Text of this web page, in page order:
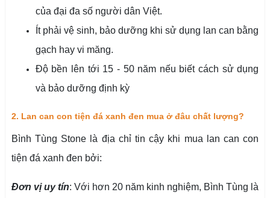
của đại đa số người dân Việt.
Ít phải vệ sinh, bảo dưỡng khi sử dụng lan can bằng
gạch hay vi măng.
Độ bền lên tới 15 - 50 năm nếu biết cách sử dụng
và bảo dưỡng định kỳ
2. Lan can con tiện đá xanh đen mua ở đâu chất lượng?
Bình Tùng Stone là địa chỉ tin cậy khi mua lan can con
tiện đá xanh đen bởi:
Đơn vị uy tín: Với hơn 20 năm kinh nghiệm, Bình Tùng là